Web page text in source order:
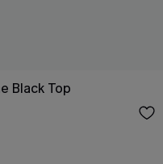
Black Top